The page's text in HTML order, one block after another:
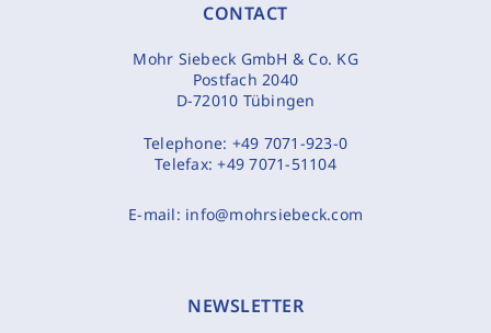
CONTACT
Mohr Siebeck GmbH & Co. KG
Postfach 2040
D-72010 Tübingen
Telephone: +49 7071-923-0
Telefax:+49 7071-51104
E-mail: info@mohrsiebeck.com
NEWSLETTER